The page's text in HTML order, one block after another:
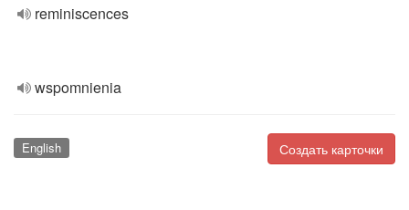
reminiscences
wspomnienia
Создать карточки
English